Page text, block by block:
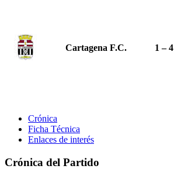
Cartagena F.C. 1 – 4
Crónica
Ficha Técnica
Enlaces de interés
Crónica del Partido